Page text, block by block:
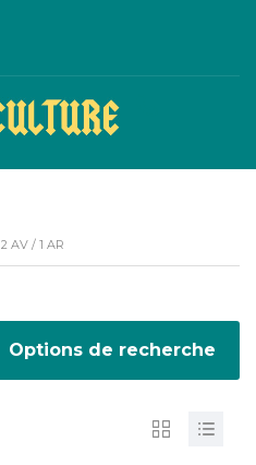
2 AV / 1 AR
Options de recherche